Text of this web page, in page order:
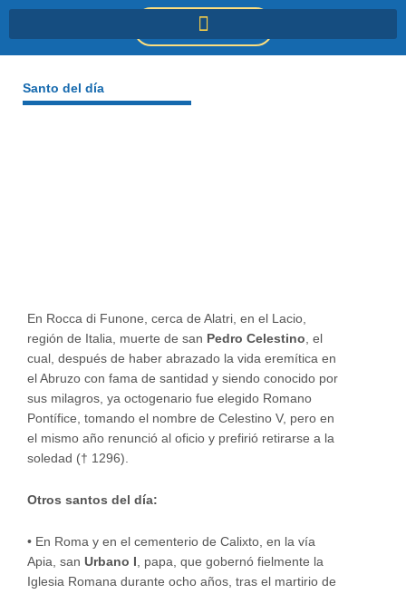
DONACIONES
Santo del día
En Rocca di Funone, cerca de Alatri, en el Lacio,
región de Italia, muerte de san Pedro Celestino, el
cual, después de haber abrazado la vida eremítica en
el Abruzo con fama de santidad y siendo conocido por
sus milagros, ya octogenario fue elegido Romano
Pontífice, tomando el nombre de Celestino V, pero en
el mismo año renunció al oficio y prefirió retirarse a la
soledad († 1296).
Otros santos del día:
• En Roma y en el cementerio de Calixto, en la vía
Apia, san Urbano I , papa, que gobernó fielmente la
Iglesia Romana durante ocho años, tras el martirio de